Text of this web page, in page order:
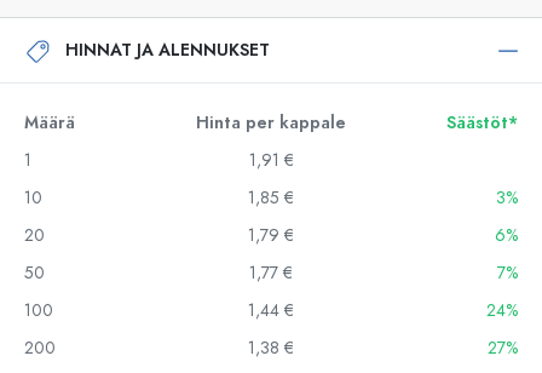
HINNAT JA ALENNUKSET
Määrä Hinta per kappale
Säästöt*
1
1,91 €
10
1,85 €
3%
20
1,79 €
6%
50
1,77 €
7%
100
1,44 €
24%
200
1,38 €
27%